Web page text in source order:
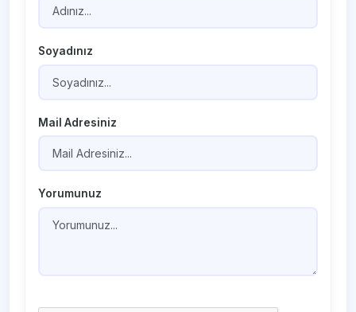
Soyadınız
Mail Adresiniz
Yorumunuz